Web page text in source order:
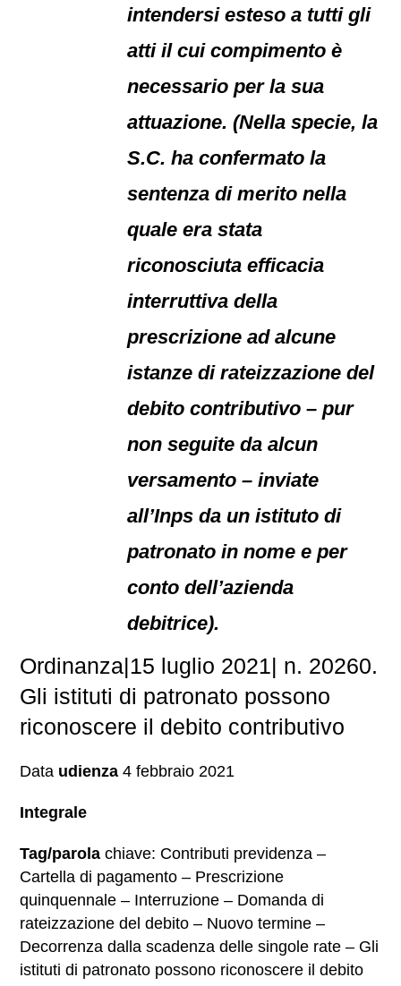
intendersi esteso a tutti gli
atti il cui compimento è
necessario per la sua
attuazione. (Nella specie, la
S.C. ha confermato la
sentenza di merito nella
quale era stata
riconosciuta efficacia
interruttiva della
prescrizione ad alcune
istanze di rateizzazione del
debito contributivo – pur
non seguite da alcun
versamento – inviate
all’Inps da un istituto di
patronato in nome e per
conto dell’azienda
debitrice).
Ordinanza|15 luglio 2021| n. 20260.
Gli istituti di patronato possono
riconoscere il debito contributivo
Data udienza 4 febbraio 2021
Integrale
Tag/parola chiave: Contributi previdenza –
Cartella di pagamento – Prescrizione
quinquennale – Interruzione – Domanda di
rateizzazione del debito – Nuovo termine –
Decorrenza dalla scadenza delle singole rate – Gli
istituti di patronato possono riconoscere il debito